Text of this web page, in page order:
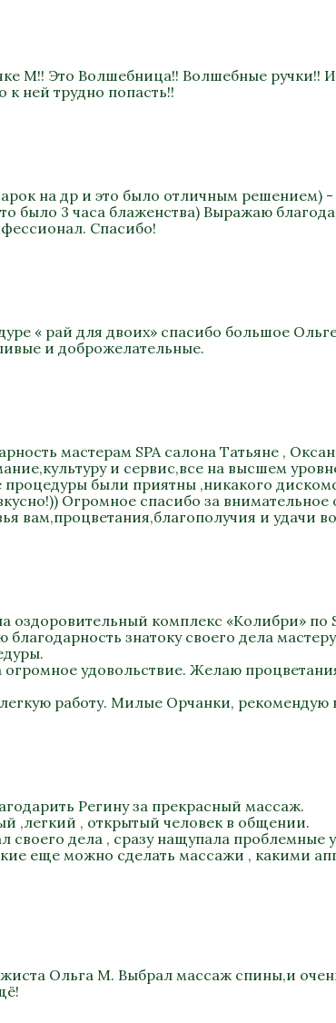
М!! Это Волшебница!! Волшебные ручки!!
ней трудно попасть!!
на др и это было отличным
было 3 часа блаженства) Выражаю
Спасибо!
« рай для двоих» спасибо большое
и доброжелательные.
мастерам SPA салона Татьяне ,
и сервис,все на высшем
процедуры были приятны ,никакого
Огромное спасибо за
вам,процветания,благополучия и удачи
оздоровительный комплекс «Колибри»
знатоку своего дела
огромное удовольствие. Желаю
работу. Милые Орчанки, рекомендую
Регину за прекрасный массаж.
,легкий , открытый человек в общении.
своего дела , сразу нащупала проблемные
еще можно сделать массажи , какими
Ольга М. Выбрал массаж спины,и